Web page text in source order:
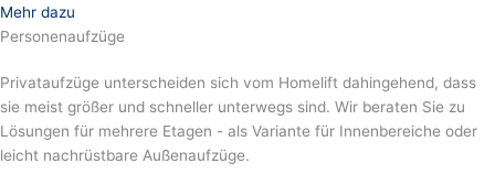
Mehr dazu
Personenaufzüge
Privataufzüge unterscheiden sich vom Homelift dahingehend, dass
sie meist größer und schneller unterwegs sind. Wir beraten Sie zu
Lösungen für mehrere Etagen - als Variante für Innenbereiche oder
leicht nachrüstbare Außenaufzüge.